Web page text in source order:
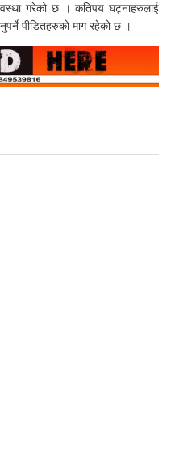
गरेको छ । कतिपय घट्नाहरुलाई
पीडितहरुको माग रहेको छ ।